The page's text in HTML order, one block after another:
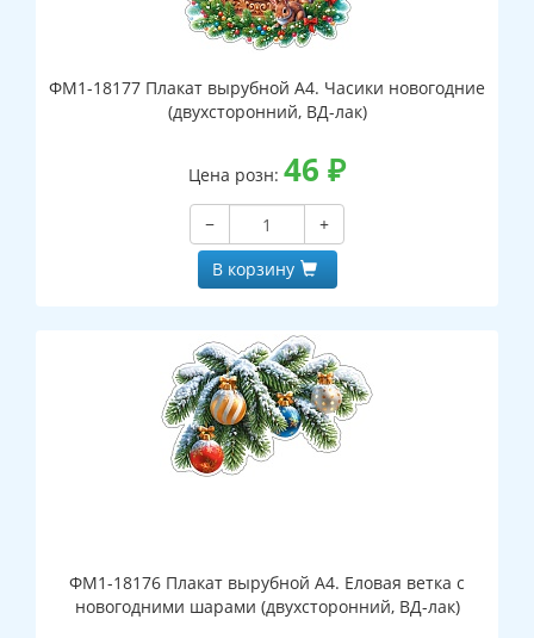
ФМ1-18177 Плакат вырубной А4. Часики новогодние
(двухсторонний, ВД-лак)
Цена розн: 46 ₽
−
+
В корзину
ФМ1-18176 Плакат вырубной А4. Еловая ветка с
новогодними шарами (двухсторонний, ВД-лак)